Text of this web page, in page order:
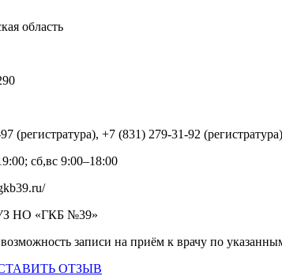
область
(регистратура), +7 (831) 279-31-92 (регистратура)
сб,вс 9:00–18:00
НО «ГКБ №39»
записи на приём к врачу по
ОТЗЫВ